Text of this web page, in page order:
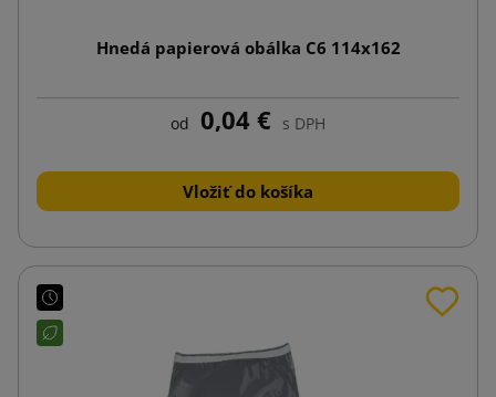
Hnedá papierová obálka C6 114x162
od 0,04 € s DPH
Vložiť do košíka